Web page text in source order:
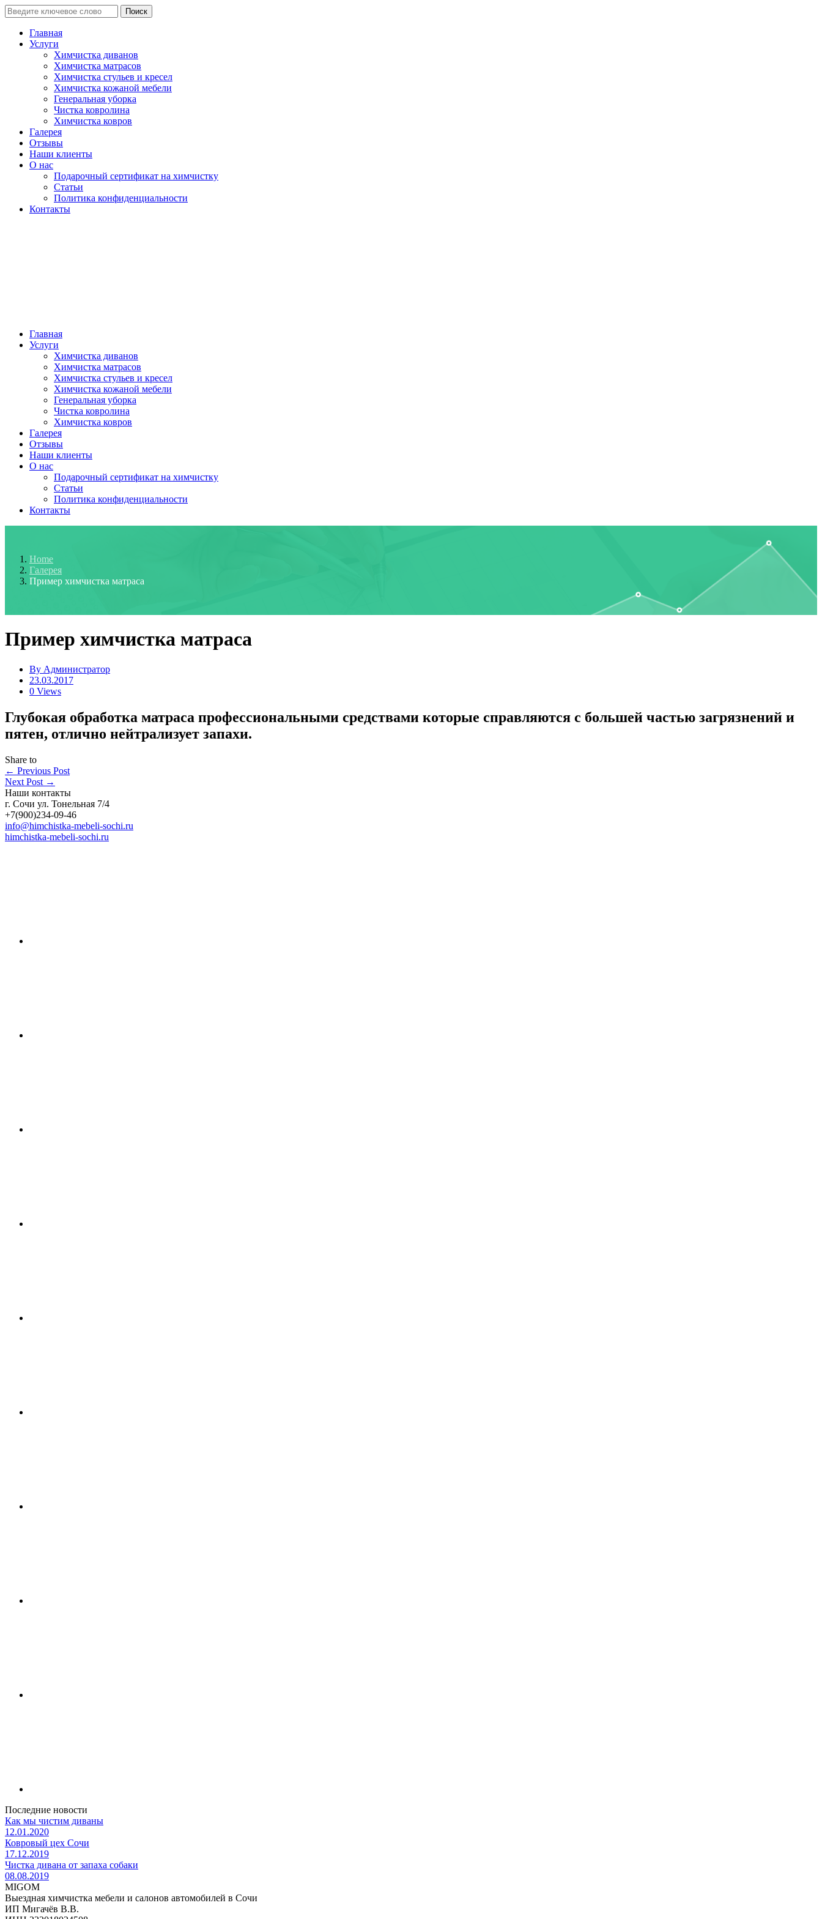
Поиск
Главная
Услуги
Химчистка диванов
Химчистка матрасов
Химчистка стульев и кресел
Химчистка кожаной мебели
Генеральная уборка
Чистка ковролина
Химчистка ковров
Галерея
Отзывы
Наши клиенты
О нас
Подарочный сертификат на химчистку
Статьи
Политика конфиденциальности
Контакты
Главная
Услуги
Химчистка диванов
Химчистка матрасов
Химчистка стульев и кресел
Химчистка кожаной мебели
Генеральная уборка
Чистка ковролина
Химчистка ковров
Галерея
Отзывы
Наши клиенты
О нас
Подарочный сертификат на химчистку
Статьи
Политика конфиденциальности
Контакты
Home
Галерея
Пример химчистка матраса
Пример химчистка матраса
By Администратор
23.03.2017
0 Views
Глубокая обработка матраса профессиональными средствами которые справляются с большей частью загрязнений и
пятен, отлично нейтрализует запахи.
Share to
← Previous Post
Next Post →
Наши контакты
г. Сочи ул. Тонельная 7/4
+7(900)234-09-46
info@himchistka-mebeli-sochi.ru
himchistka-mebeli-sochi.ru
Последние новости
Как мы чистим диваны
12.01.2020
Ковровый цех Сочи
17.12.2019
Чистка дивана от запаха собаки
08.08.2019
MIGOM
Выездная химчистка мебели и салонов автомобилей в Сочи
ИП Мигачёв В.В.